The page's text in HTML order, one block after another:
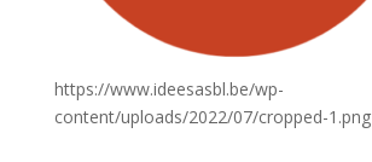
https://www.ideesasbl.be/wp-
content/uploads/2022/07/cropped-1.png